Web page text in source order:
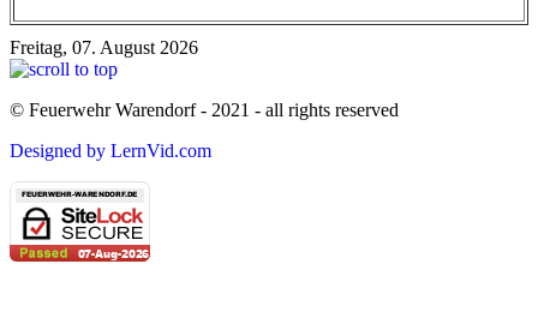
Freitag, 07. August 2026
© Feuerwehr Warendorf - 2021 - all rights reserved
Designed by LernVid.com